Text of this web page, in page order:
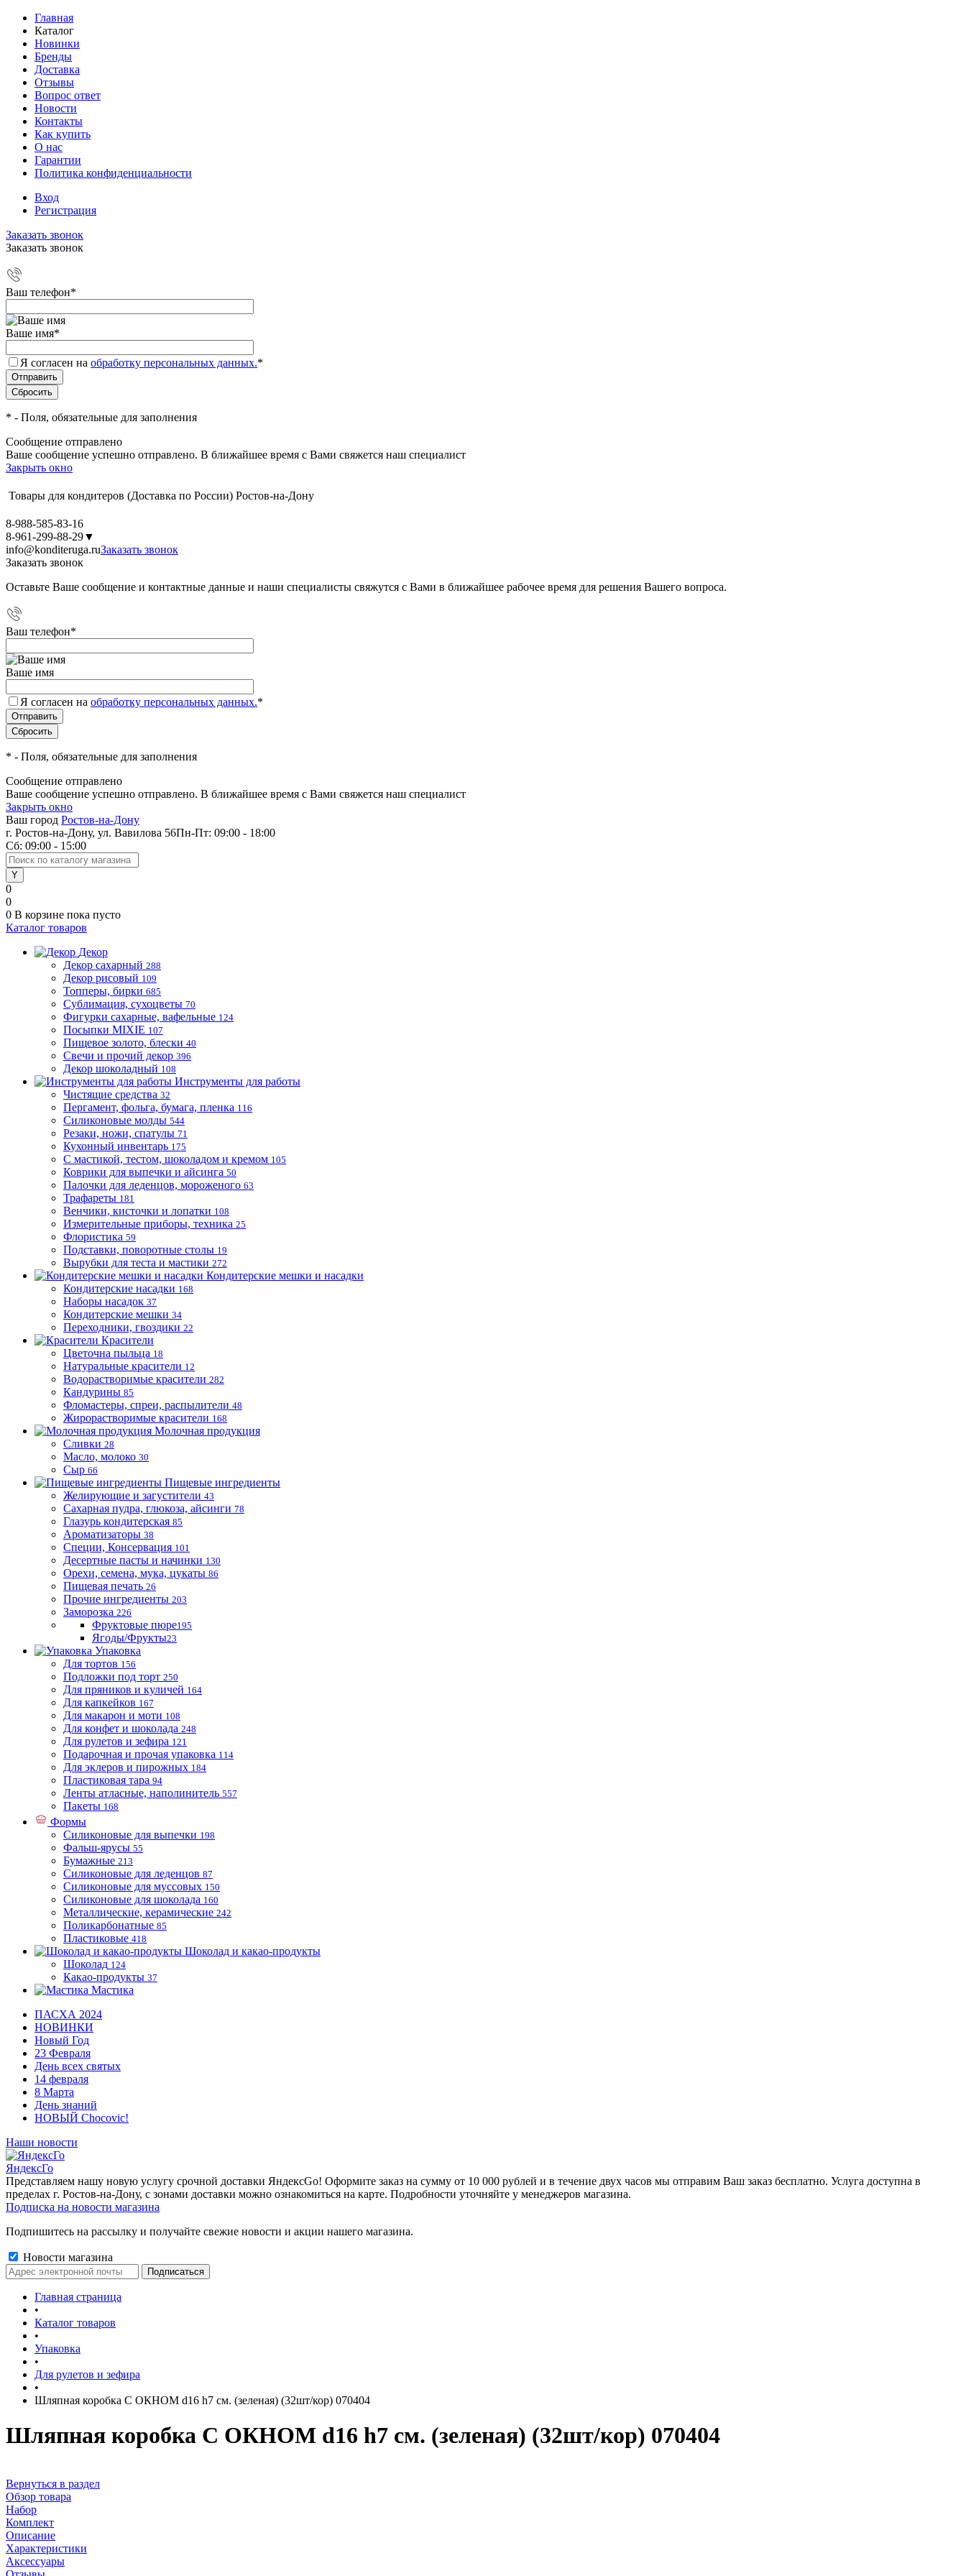
Главная
Каталог
Новинки
Бренды
Доставка
Отзывы
Вопрос ответ
Новости
Контакты
Как купить
О нас
Гарантии
Политика конфиденциальности
Вход
Регистрация
Заказать звонок
Заказать звонок
Ваш телефон*
Ваше имя*
Я согласен на обработку персональных данных.*
* - Поля, обязательные для заполнения
Сообщение отправлено
Ваше сообщение успешно отправлено. В ближайшее время с Вами свяжется наш специалист
Закрыть окно
Товары для кондитеров (Доставка по России) Ростов-на-Дону
8-988-585-83-16
8-961-299-88-29▼
info@konditeruga.ruЗаказать звонок
Заказать звонок
Оставьте Ваше сообщение и контактные данные и наши специалисты свяжутся с Вами в ближайшее рабочее время для решения Вашего вопроса.
Ваш телефон*
Ваше имя
Я согласен на обработку персональных данных.*
* - Поля, обязательные для заполнения
Сообщение отправлено
Ваше сообщение успешно отправлено. В ближайшее время с Вами свяжется наш специалист
Закрыть окно
Ваш город Ростов-на-Дону
г. Ростов-на-Дону, ул. Вавилова 56Пн-Пт: 09:00 - 18:00
Сб: 09:00 - 15:00
0
0
0 В корзине пока пусто
Каталог товаров
Декор
Декор сахарный 288
Декор рисовый 109
Топперы, бирки 685
Сублимация, сухоцветы 70
Фигурки сахарные, вафельные 124
Посыпки MIXIE 107
Пищевое золото, блески 40
Свечи и прочий декор 396
Декор шоколадный 108
Инструменты для работы
Чистящие средства 32
Пергамент, фольга, бумага, пленка 116
Силиконовые молды 544
Резаки, ножи, спатулы 71
Кухонный инвентарь 175
С мастикой, тестом, шоколадом и кремом 105
Коврики для выпечки и айсинга 50
Палочки для леденцов, мороженого 63
Трафареты 181
Венчики, кисточки и лопатки 108
Измерительные приборы, техника 25
Флористика 59
Подставки, поворотные столы 19
Вырубки для теста и мастики 272
Кондитерские мешки и насадки
Кондитерские насадки 168
Наборы насадок 37
Кондитерские мешки 34
Переходники, гвоздики 22
Красители
Цветочна пыльца 18
Натуральные красители 12
Водорастворимые красители 282
Кандурины 85
Фломастеры, спреи, распылители 48
Жирорастворимые красители 168
Молочная продукция
Сливки 28
Масло, молоко 30
Сыр 66
Пищевые ингредиенты
Желирующие и загустители 43
Сахарная пудра, глюкоза, айсинги 78
Глазурь кондитерская 85
Ароматизаторы 38
Специи, Консервация 101
Десертные пасты и начинки 130
Орехи, семена, мука, цукаты 86
Пищевая печать 26
Прочие ингредиенты 203
Заморозка 226
Фруктовые пюре195
Ягоды/Фрукты23
Упаковка
Для тортов 156
Подложки под торт 250
Для пряников и куличей 164
Для капкейков 167
Для макарон и моти 108
Для конфет и шоколада 248
Для рулетов и зефира 121
Подарочная и прочая упаковка 114
Для эклеров и пирожных 184
Пластиковая тара 94
Ленты атласные, наполинитель 557
Пакеты 168
Формы
Силиконовые для выпечки 198
Фальш-ярусы 55
Бумажные 213
Силиконовые для леденцов 87
Силиконовые для муссовых 150
Силиконовые для шоколада 160
Металлические, керамические 242
Поликарбонатные 85
Пластиковые 418
Шоколад и какао-продукты
Шоколад 124
Какао-продукты 37
Мастика
ПАСХА 2024
НОВИНКИ
Новый Год
23 Февраля
День всех святых
14 февраля
8 Марта
День знаний
НОВЫЙ Chocovic!
Наши новости
ЯндексГо
Представляем нашу новую услугу срочной доставки ЯндексGo! Оформите заказ на сумму от 10 000 рублей и в течение двух часов мы отправим Ваш заказ бесплатно. Услуга доступна в
пределах г. Ростов-на-Дону, с зонами доставки можно ознакомиться на карте. Подробности уточняйте у менеджеров магазина.
Подписка на новости магазина
Подпишитесь на рассылку и получайте свежие новости и акции нашего магазина.
Новости магазина
Главная страница
•
Каталог товаров
•
Упаковка
•
Для рулетов и зефира
•
Шляпная коробка С ОКНОМ d16 h7 см. (зеленая) (32шт/кор) 070404
Шляпная коробка С ОКНОМ d16 h7 см. (зеленая) (32шт/кор) 070404
Вернуться в раздел
Обзор товара
Набор
Комплект
Описание
Характеристики
Аксессуары